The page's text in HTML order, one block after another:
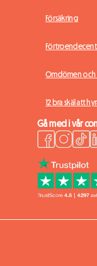
Försäkring
Omdömen och
12 bra skäl att
Gå med i vår